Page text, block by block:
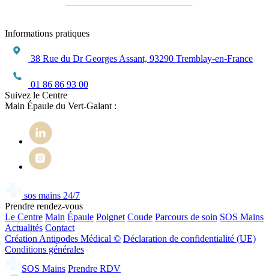
Informations pratiques
38 Rue du Dr Georges Assant, 93290 Tremblay-en-France
01 86 86 93 00
Suivez le Centre
Main Épaule du Vert-Galant :
sos mains 24/7
Prendre rendez-vous
Le Centre Main Épaule Poignet Coude Parcours de soin SOS Mains
Actualités Contact
Création Antipodes Médical © Déclaration de confidentialité (UE)
Conditions générales
SOS Mains Prendre RDV